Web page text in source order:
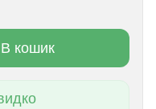
В кошик